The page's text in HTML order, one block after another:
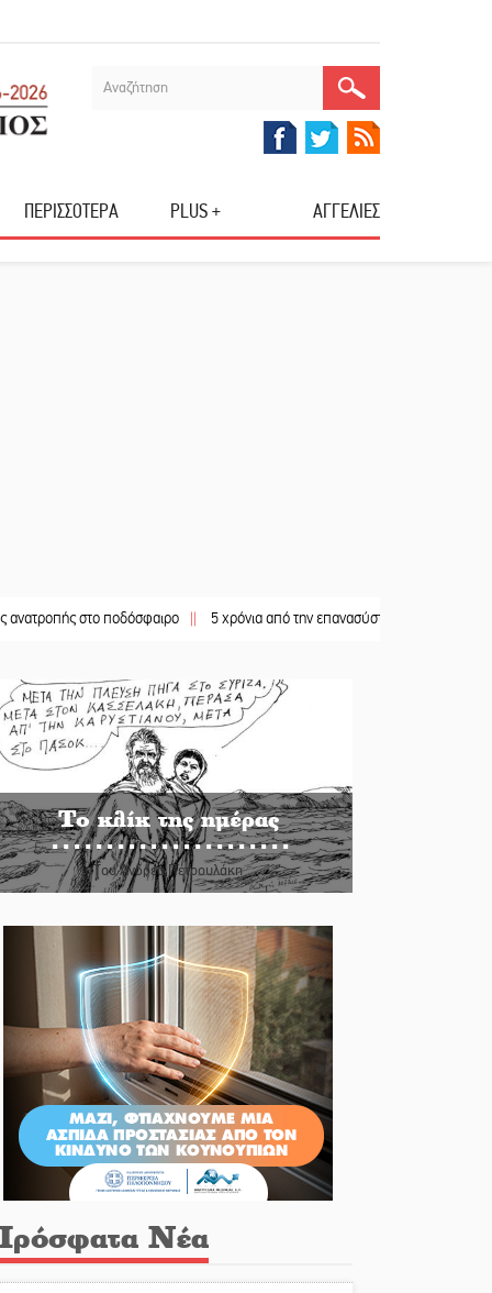
ΠΕΡΙΣΣΟΤΕΡΑ PLUS + ΑΓΓΕΛΙΕΣ
στο ποδόσφαιρο || 5 χρόνια από την επανασύσταση της ΙΜ Παναγίας
Το κλίκ της ημέρας
Του Ανδρέα Πετρουλάκη
Νέα